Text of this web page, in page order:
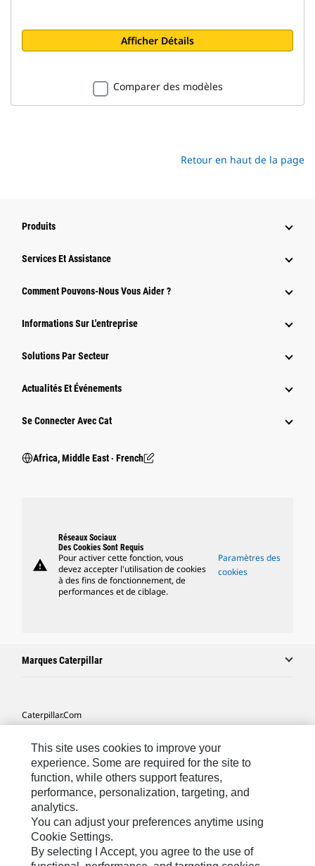
Afficher Détails
Comparer des modèles
Retour en haut de la page
Produits
Services Et Assistance
Comment Pouvons-Nous Vous Aider ?
Informations Sur L'entreprise
Solutions Par Secteur
Actualités Et Événements
Se Connecter Avec Cat
Africa, Middle East ‧ French
warning
Réseaux Sociaux
Des Cookies Sont Requis
Pour activer cette fonction, vous
devez accepter l'utilisation de cookies
à des fins de fonctionnement, de
performances et de ciblage.
Paramètres des
cookies
Marques Caterpillar
Caterpillar.com
Mes Préférences Marketing
Plan Du Site
Cookie Settings
Mentions Légales
Confidentialité
This site uses cookies to improve your
experience. Some are required for the site to
function, while others support features,
performance, personalization, targeting, and
analytics.
You can adjust your preferences anytime using
Cookie Settings.
By selecting I Accept, you agree to the use of